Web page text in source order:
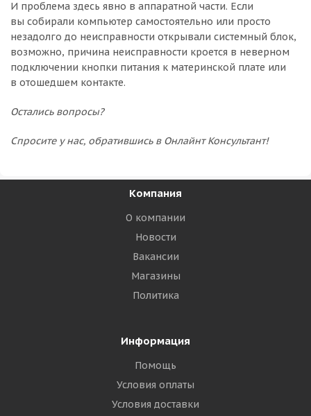
И проблема здесь явно в аппаратной части. Если
вы собирали компьютер самостоятельно или просто
незадолго до неисправности открывали системный блок,
возможно, причина неисправности кроется в неверном
подключении кнопки питания к материнской плате или
в отошедшем контакте.
Остались вопросы?
Спросите у нас, обратившись в Онлайнт Консультант!
Компания
О компании
Новости
Вакансии
Магазины
Политика
Информация
Помощь
Условия оплаты
Условия доставки